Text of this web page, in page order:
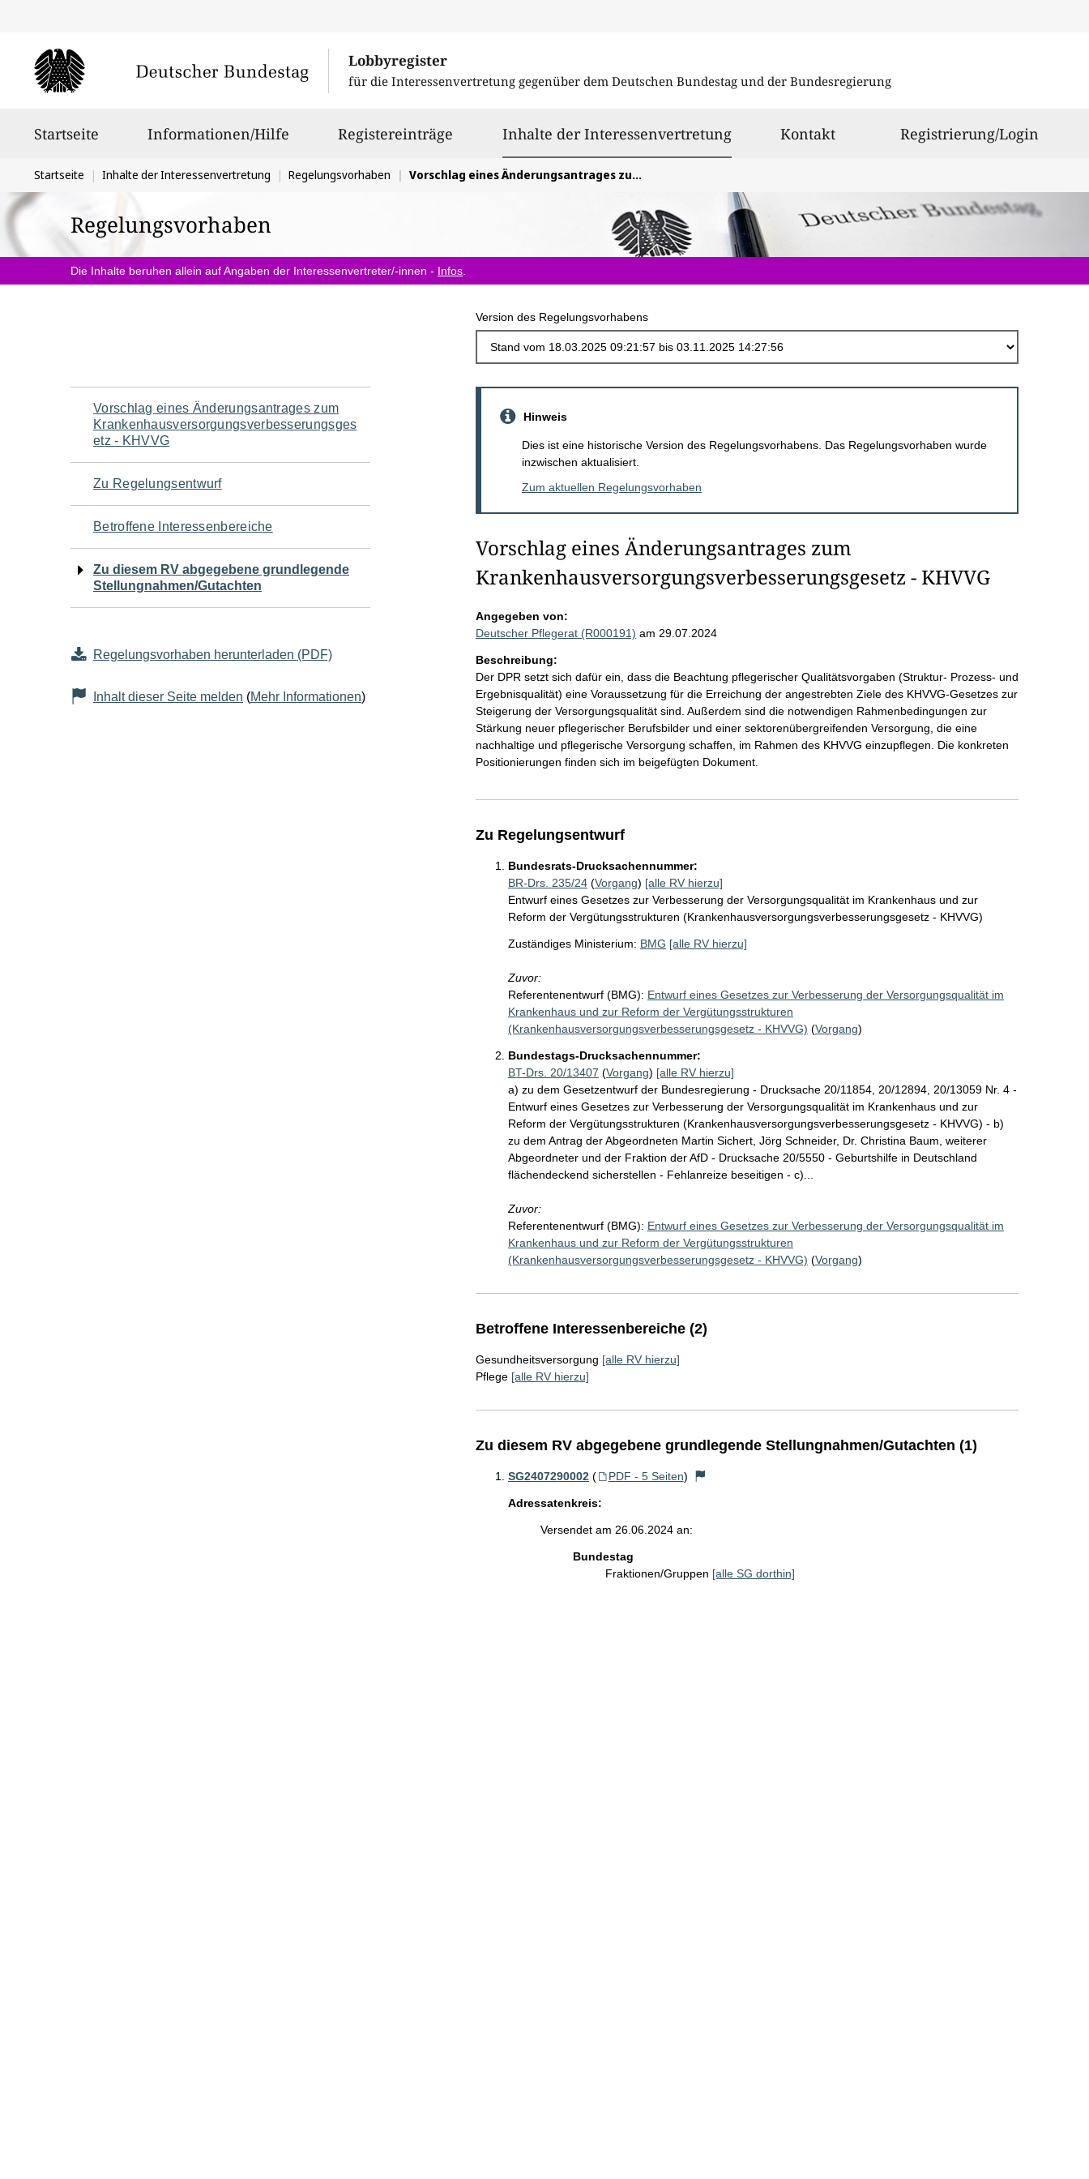
Lobbyregister
für die Interessenvertretung gegenüber dem Deutschen Bundestag und der Bundesregierung
Startseite Informationen/Hilfe Registereinträge Inhalte der Interessenvertretungausgewählt
Kontakt Registrierung/Login
Sie
befinden
sich
hier:
Startseite Inhalte der Interessenvertretung Regelungsvorhaben Vorschlag eines Änderungsantrages zum Krankenhausversorgungsverbesserungsgesetz - KHVVG
Regelungsvorhaben
Die Inhalte beruhen allein auf Angaben der Interessenvertreter/-innen - Infos
Version des Regelungsvorhabens
Navigation
für
den
Seiteninhalt
Vorschlag eines Änderungsantrages zum
Krankenhausversorgungsverbesserungsges
etz - KHVVG
Zu Regelungsentwurf
Betroffene Interessenbereiche
Zu diesem RV abgegebene grundlegende
Stellungnahmen/Gutachten
Regelungsvorhaben herunterladen (PDF)
Inhalt dieser Seite melden (Mehr Informationen)
Hinweis
Dies ist eine historische Version des Regelungsvorhabens. Das Regelungsvorhaben wurde
inzwischen aktualisiert.
Zum aktuellen Regelungsvorhaben
Vorschlag eines Änderungsantrages zum
Krankenhausversorgungsverbesserungsgesetz - KHVVG
Angegeben von:
Deutscher Pflegerat (R000191) am 29.07.2024
Beschreibung:
Der DPR setzt sich dafür ein, dass die Beachtung pflegerischer Qualitätsvorgaben (Struktur- Prozess- und
Ergebnisqualität) eine Voraussetzung für die Erreichung der angestrebten Ziele des KHVVG-Gesetzes zur
Steigerung der Versorgungsqualität sind. Außerdem sind die notwendigen Rahmenbedingungen zur
Stärkung neuer pflegerischer Berufsbilder und einer sektorenübergreifenden Versorgung, die eine
nachhaltige und pflegerische Versorgung schaffen, im Rahmen des KHVVG einzupflegen. Die konkreten
Positionierungen finden sich im beigefügten Dokument.
Zu Regelungsentwurf
Bundesrats-Drucksachennummer:
BR-Drs. 235/24(Vorgang) [alle RV hierzu]
Entwurf eines Gesetzes zur Verbesserung der Versorgungsqualität im Krankenhaus und zur
Reform der Vergütungsstrukturen (Krankenhausversorgungsverbesserungsgesetz - KHVVG)
Zuständiges Ministerium: BMG [alle RV hierzu]
Zuvor:
Referentenentwurf (BMG): Entwurf eines Gesetzes zur Verbesserung der Versorgungsqualität im
Krankenhaus und zur Reform der Vergütungsstrukturen
(Krankenhausversorgungsverbesserungsgesetz - KHVVG) (Vorgang)
Bundestags-Drucksachennummer:
BT-Drs. 20/13407 (Vorgang) [alle RV hierzu]
a) zu dem Gesetzentwurf der Bundesregierung - Drucksache 20/11854, 20/12894, 20/13059 Nr. 4 -
Entwurf eines Gesetzes zur Verbesserung der Versorgungsqualität im Krankenhaus und zur
Reform der Vergütungsstrukturen (Krankenhausversorgungsverbesserungsgesetz - KHVVG) - b)
zu dem Antrag der Abgeordneten Martin Sichert, Jörg Schneider, Dr. Christina Baum, weiterer
Abgeordneter und der Fraktion der AfD - Drucksache 20/5550 - Geburtshilfe in Deutschland
flächendeckend sicherstellen - Fehlanreize beseitigen - c)...
Zuvor:
Referentenentwurf (BMG): Entwurf eines Gesetzes zur Verbesserung der Versorgungsqualität im
Krankenhaus und zur Reform der Vergütungsstrukturen
(Krankenhausversorgungsverbesserungsgesetz - KHVVG) (Vorgang)
Betroffene Interessenbereiche (2)
Gesundheitsversorgung [alle RV hierzu]
Pflege [alle RV hierzu]
Zu diesem RV abgegebene grundlegende Stellungnahmen/Gutachten (1)
SG2407290002 ( PDF - 5 Seiten)
Adressatenkreis:
Versendet am 26.06.2024 an:
Bundestag
Fraktionen/Gruppen [alle SG dorthin]